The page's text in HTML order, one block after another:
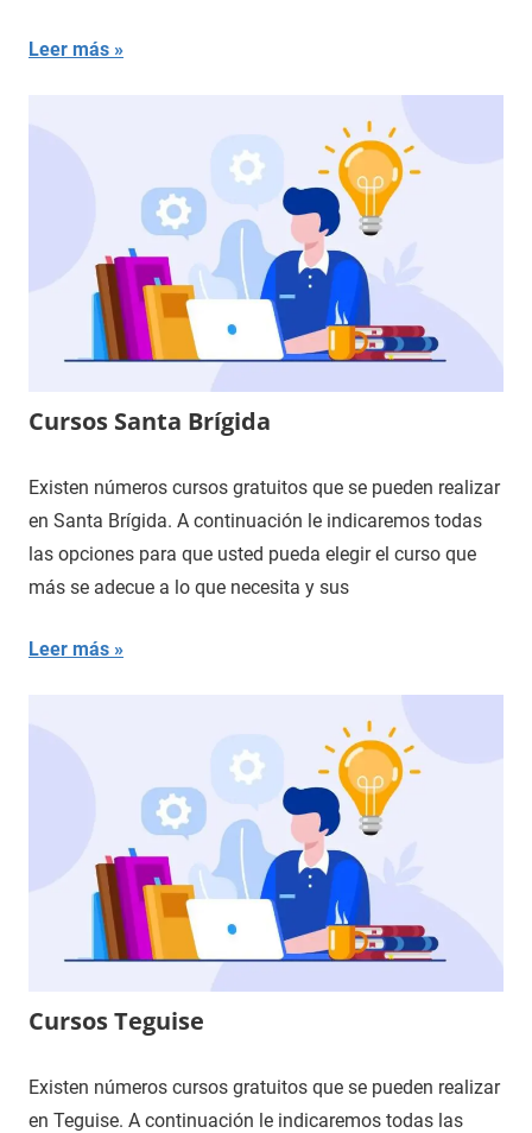
Leer más
Cursos Santa Brígida
Existen números cursos gratuitos que se pueden realizar
en Santa Brígida. A continuación le indicaremos todas
las opciones para que usted pueda elegir el curso que
más se adecue a lo que necesita y sus
Leer más
Cursos Teguise
Existen números cursos gratuitos que se pueden realizar
en Teguise. A continuación le indicaremos todas las